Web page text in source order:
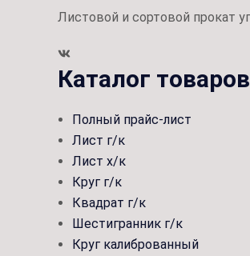
Листовой и сортовой прокат
Каталог товаров
Полный прайс-лист
Лист г/к
Лист х/к
Круг г/к
Квадрат г/к
Шестигранник г/к
Круг калиброванный